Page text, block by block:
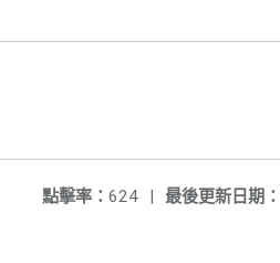
最後更新日期：
點擊率： 624 |